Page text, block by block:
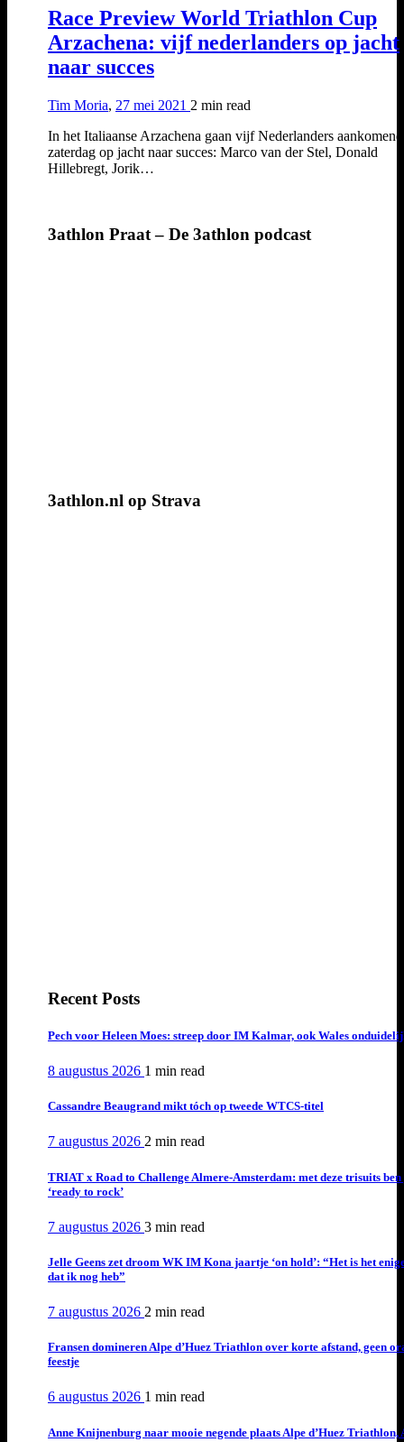
Race Preview World Triathlon Cup
Arzachena: vijf nederlanders op jacht
naar succes
Tim Moria, 27 mei 2021 2 min read
In het Italiaanse Arzachena gaan vijf Nederlanders
zaterdag op jacht naar succes: Marco van der Stel, Donald
Hillebregt, Jorik…
3athlon Praat – De 3athlon podcast
3athlon.nl op Strava
Recent Posts
Pech voor Heleen Moes: streep door IM Kalmar, ook Wales
8 augustus 2026 1 min read
Cassandre Beaugrand mikt tóch op tweede WTCS-titel
7 augustus 2026 2 min read
TRIAT x Road to Challenge Almere-Amsterdam: met deze trisuits ben
‘ready to rock’
7 augustus 2026 3 min read
Jelle Geens zet droom WK IM Kona jaartje ‘on hold’: “Het is het
dat ik nog heb”
7 augustus 2026 2 min read
Fransen domineren Alpe d’Huez Triathlon over korte afstand, geen
feestje
6 augustus 2026 1 min read
Anne Knijnenburg naar mooie negende plaats Alpe d’Huez Triathlon,